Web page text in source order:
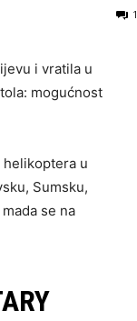
1
i vratila u
mogućnost
u
Sumsku,
se na